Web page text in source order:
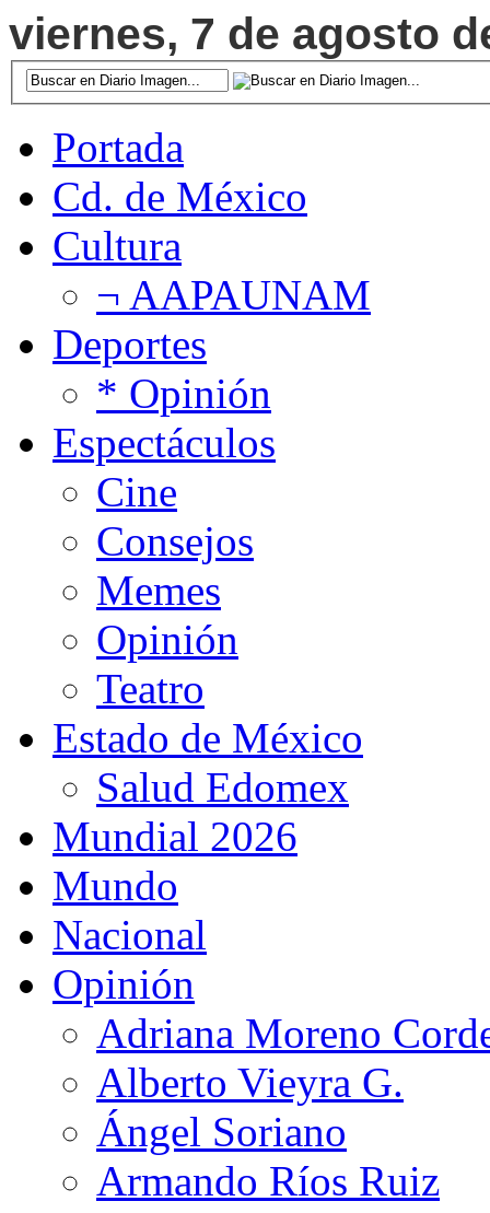
viernes, 7 de agosto
Portada
Cd. de México
Cultura
¬ AAPAUNAM
Deportes
* Opinión
Espectáculos
Cine
Consejos
Memes
Opinión
Teatro
Estado de México
Salud Edomex
Mundial 2026
Mundo
Nacional
Opinión
Adriana Moreno
Alberto Vieyra G.
Ángel Soriano
Armando Ríos Ruiz